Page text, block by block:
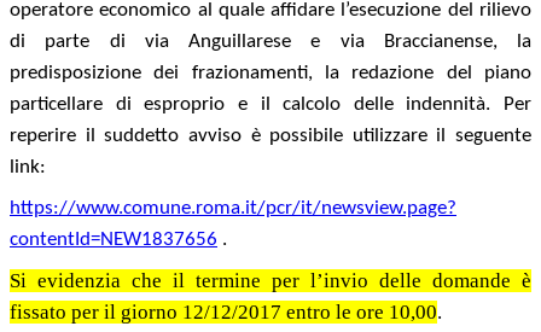
operatore economico al quale affidare l’esecuzione del rilievo
di parte di via Anguillarese e via Braccianense, la
predisposizione dei frazionamenti, la redazione del piano
particellare di esproprio e il calcolo delle indennità. Per
reperire il suddetto avviso è possibile utilizzare il seguente
link:
https://www.comune.roma.it/pcr/it/newsview.page?
contentId=NEW1837656 .
Si evidenzia che il termine per l’invio delle domande è
fissato per il giorno 12/12/2017 entro le ore 10,00.